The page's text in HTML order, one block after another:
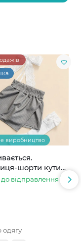
виробництво
шорти кутик
смужку
до відправлення
одягу